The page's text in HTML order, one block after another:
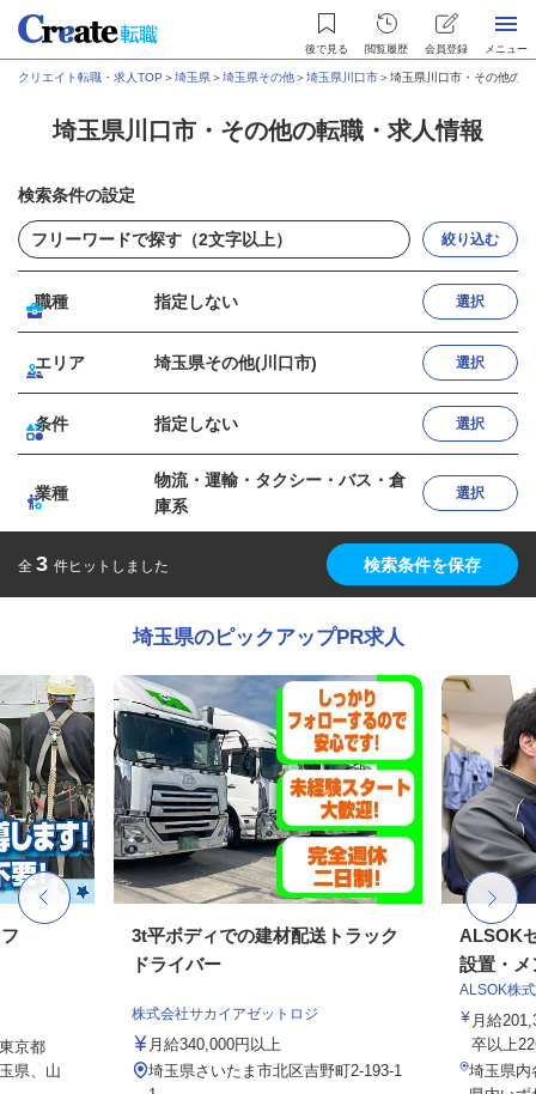
後で見る 閲覧履歴 会員登録 メニュー
クリエイト転職・求人TOP ＞埼玉県＞埼玉県その他＞埼玉県川口市＞埼玉県川口市・その他の
埼玉県川口市・その他の転職・求人情報
検索条件の設定
絞り込む
職種 指定しない 選択
エリア 埼玉県その他(川口市) 選択
条件 指定しない 選択
業種
物流・運輸・タクシー・バス・倉
庫系
選択
全 3 件ヒットしました 検索条件を保存
埼玉県のピックアップPR求人
京都
県、山
3t平ボディでの建材配送トラック
ドライバー
株式会社サカイアゼットロジ
月給340,000円以上
埼玉県さいたま市北区吉野町2-193-1
ALSOK
設置・メ
ALSOK株
月給
卒以上
埼玉県